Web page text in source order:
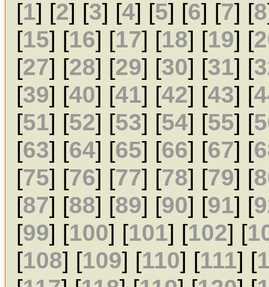
[1] [2] [3] [4] [5] [6] [7] [8
[15] [16] [17] [18] [19] [
[27] [28] [29] [30] [31] [
[39] [40] [41] [42] [43] [
[51] [52] [53] [54] [55] [
[63] [64] [65] [66] [67] [
[75] [76] [77] [78] [79] [
[87] [88] [89] [90] [91] [
[99] [100] [101] [102] [
[108] [109] [110] [111] [